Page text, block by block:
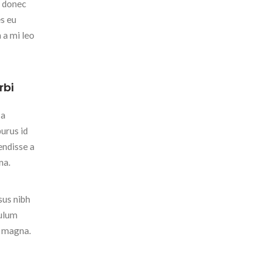
eu
a mi leo
id
a
nibh